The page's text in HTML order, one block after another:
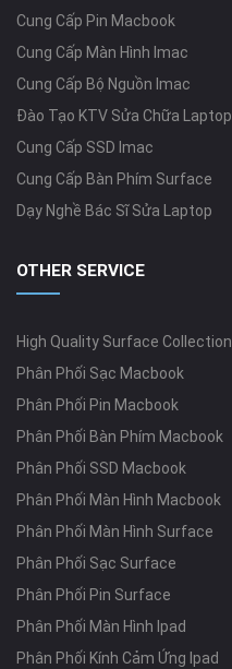
Cung Cấp Pin Macbook
Cung Cấp Màn Hình Imac
Cung Cấp Bộ Nguồn Imac
Đào Tạo KTV Sửa Chữa Laptop
Cung Cấp SSD Imac
Cung Cấp Bàn Phím Surface
Dạy Nghề Bác Sĩ Sửa Laptop
OTHER SERVICE
High Quality Surface Collection
Phân Phối Sạc Macbook
Phân Phối Pin Macbook
Phân Phối Bàn Phím Macbook
Phân Phối SSD Macbook
Phân Phối Màn Hình Macbook
Phân Phối Màn Hình Surface
Phân Phối Sạc Surface
Phân Phối Pin Surface
Phân Phối Màn Hình Ipad
Phân Phối Kính Cảm Ứng Ipad